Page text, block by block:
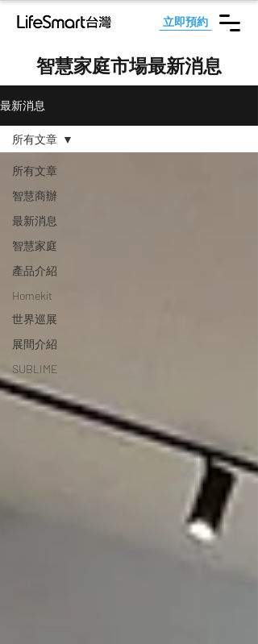
立即預約
智慧家庭市場最新消息
最新消息
所有文章
智慧商辦
最新消息
智慧家庭
產品介紹
Homekit
世界巡展
展間介紹
SUBLIME
所有文章